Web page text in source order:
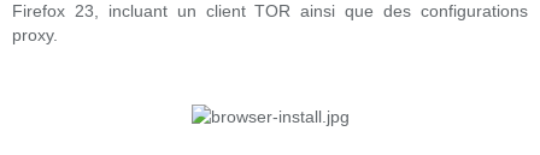
Firefox 23, incluant un client TOR ainsi que des configurations
proxy.